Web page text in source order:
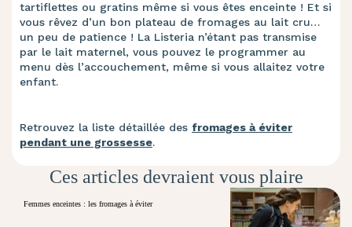
tartiflettes ou gratins même si vous êtes enceinte ! Et si
vous rêvez d’un bon plateau de fromages au lait cru…
un peu de patience ! La Listeria n’étant pas transmise
par le lait maternel, vous pouvez le programmer au
menu dès l’accouchement, même si vous allaitez votre
enfant.
Retrouvez la liste détaillée des fromages à éviter
pendant une grossesse.
Ces articles devraient vous plaire
Femmes enceintes : les fromages à éviter